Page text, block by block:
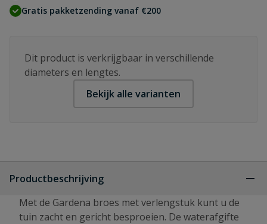
Gratis pakketzending vanaf €200
Dit product is verkrijgbaar in verschillende
diameters en lengtes.
Bekijk alle varianten
Productbeschrijving
Met de Gardena broes met verlengstuk kunt u de
tuin zacht en gericht besproeien. De waterafgifte